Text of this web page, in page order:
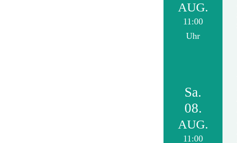
AUG.
11:00
Uhr
Sa.
08.
AUG.
11:00